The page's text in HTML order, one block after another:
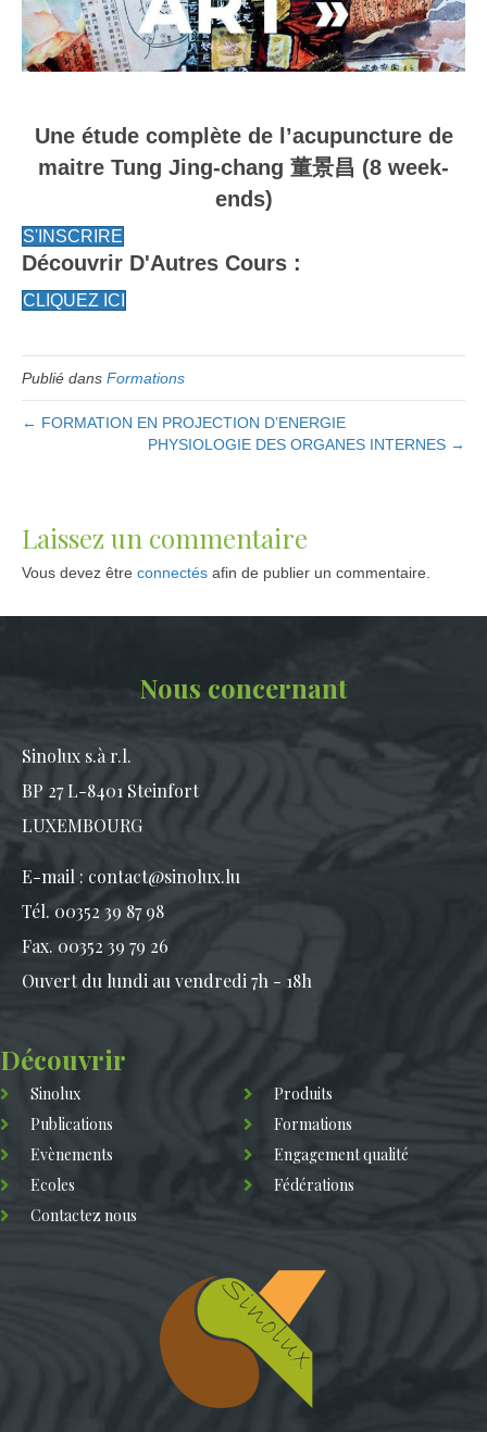
Une étude complète de l’acupuncture de
maitre Tung Jing-chang 董景昌 (8 week-
ends)
S'INSCRIRE
Découvrir D'Autres Cours :
CLIQUEZ ICI
Publié dans Formations
← FORMATION EN PROJECTION D’ENERGIE
PHYSIOLOGIE DES ORGANES INTERNES →
Laissez un commentaire
Vous devez être connectés afin de publier un commentaire.
Nous concernant
Sinolux s.à r.l.
BP 27 L-8401 Steinfort
LUXEMBOURG
E-mail : contact@sinolux.lu
Tél. 00352 39 87 98
Fax. 00352 39 79 26
Ouvert du lundi au vendredi 7h - 18h
Découvrir
Sinolux
Produits
Publications
Formations
Evènements
Engagement qualité
Ecoles
Fédérations
Contactez nous